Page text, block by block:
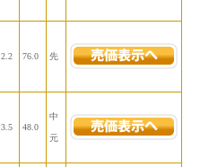
2.2 76.0 先
3.5 48.0
中
元